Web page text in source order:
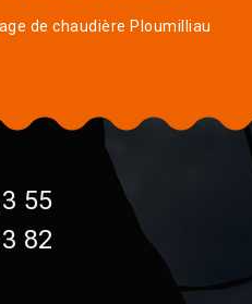
de chaudière Ploumilliau
55
82